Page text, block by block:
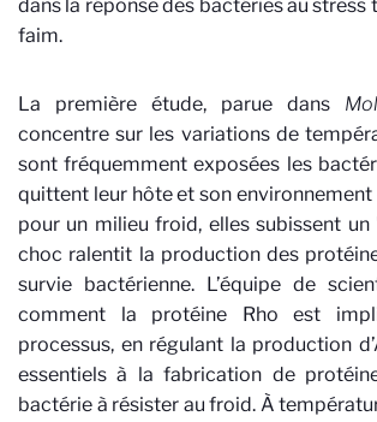
dans la réponse des bactéries au stress
faim.
La première étude, parue dans
concentre sur les variations de
sont fréquemment exposées les
quittent leur hôte et son environnement
pour un milieu froid, elles subissent
choc ralentit la production des
survie bactérienne. L’équipe de
comment la protéine Rho est
processus, en régulant la production
essentiels à la fabrication de
bactérie à résister au froid. À